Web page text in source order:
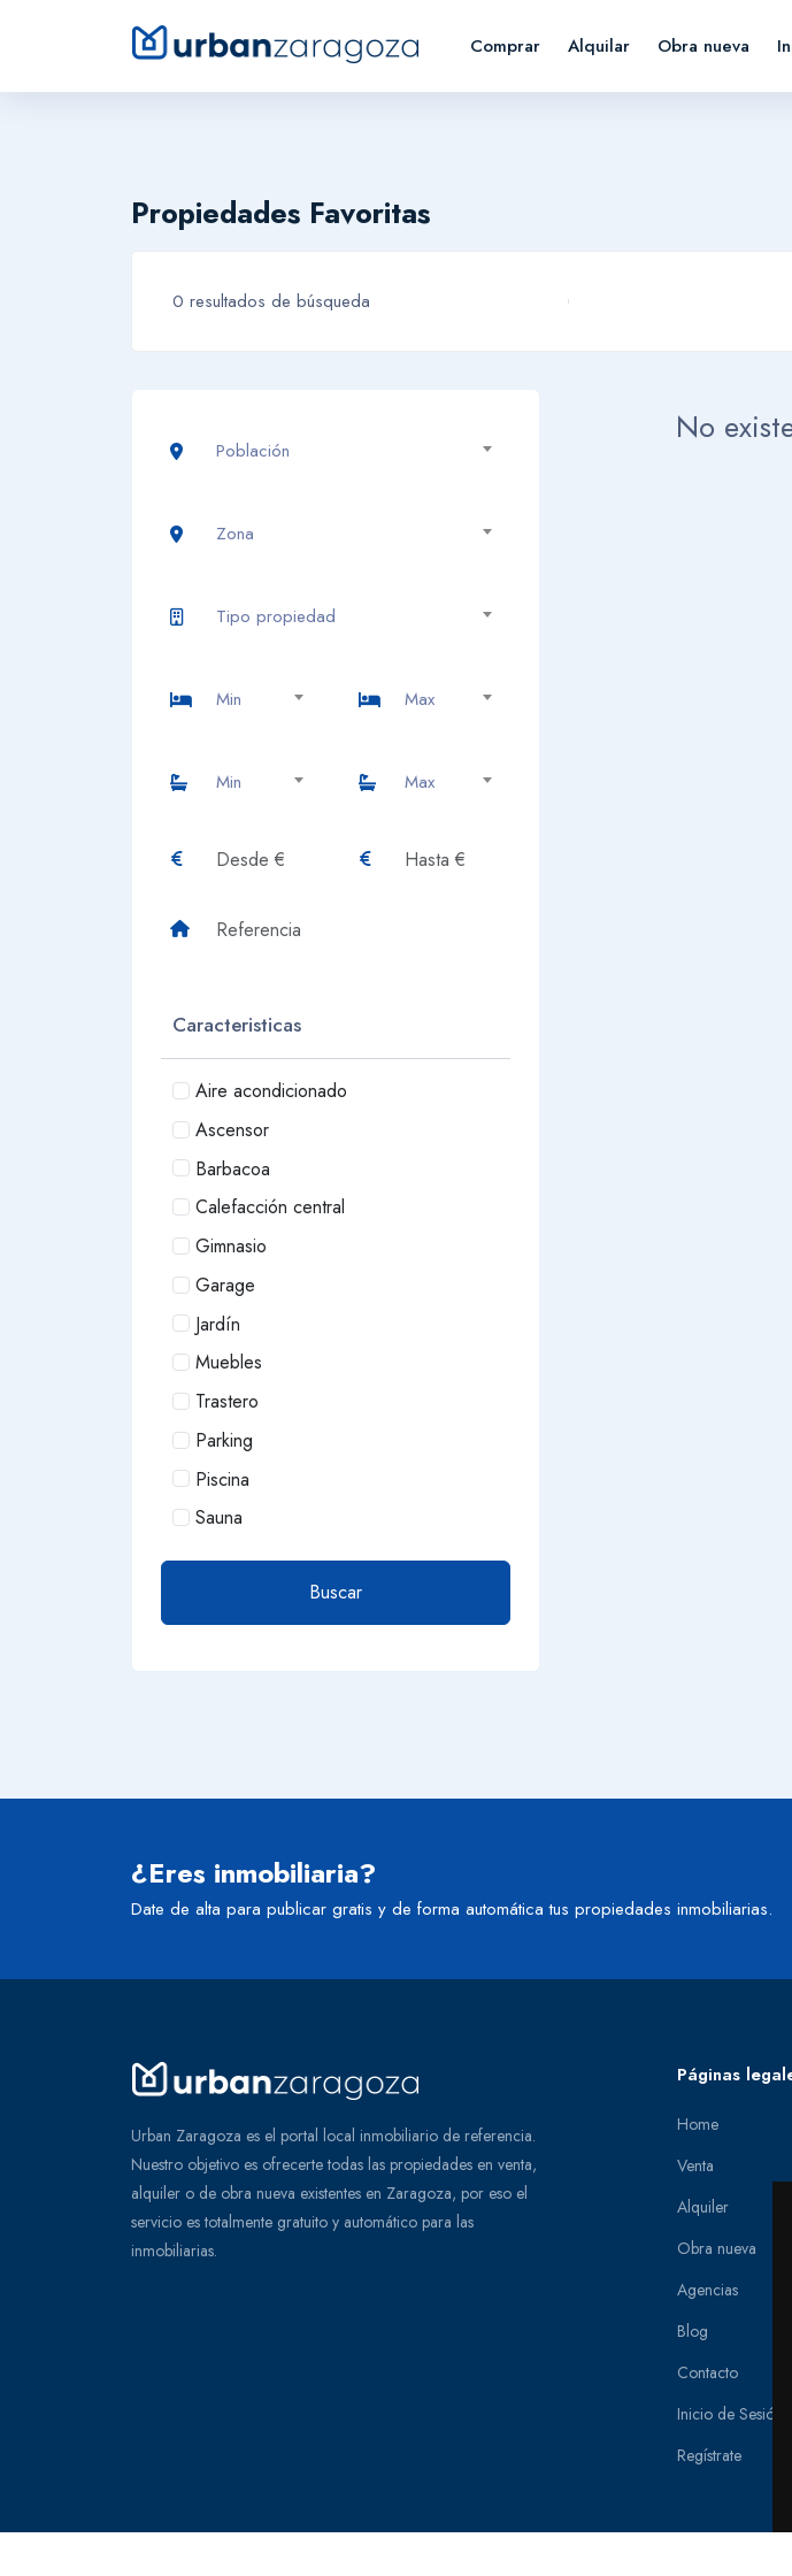
Comprar Alquilar Obra nueva
Propiedades Favoritas
0 resultados de búsqueda
Población
Zona
Tipo propiedad
Min Max
Min Max
Caracteristicas
Aire acondicionado
Ascensor
Barbacoa
Calefacción central
Gimnasio
Garage
Jardín
Muebles
Trastero
Parking
Piscina
Sauna
Buscar
No
¿Eres inmobiliaria?
Date de alta para publicar gratis y de forma automática tus propiedades inmobiliarias.
Urban Zaragoza es el portal local inmobiliario de referencia.
Nuestro objetivo es ofrecerte todas las propiedades en venta,
alquiler o de obra nueva existentes en Zaragoza, por eso el
servicio es totalmente gratuito y automático para las
inmobiliarias.
Páginas
Home
Venta
Alquiler
Obra nueva
Agencias
Blog
Contacto
Inicio de Sesión
Regístrate